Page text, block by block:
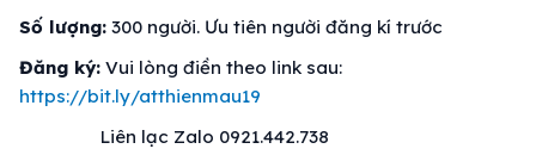
Số lượng: 300 người. Ưu tiên người đăng kí trước
Đăng ký: Vui lòng điền theo link sau:
https://bit.ly/atthienmau19
Liên lạc Zalo 0921.442.738